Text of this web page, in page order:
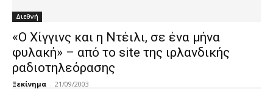
Διεθνή
«Ο Χίγγινς και η Ντέιλι, σε ένα μήνα
φυλακή» – από το site της ιρλανδικής
ραδιοτηλεόρασης
Ξεκίνημα - 21/09/2003